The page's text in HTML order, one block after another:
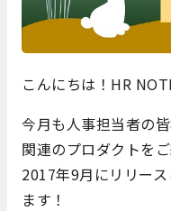
こんにちは！HR
今月も人事担当者の
関連のプロダクトを
2017年9月にリリー
ます！